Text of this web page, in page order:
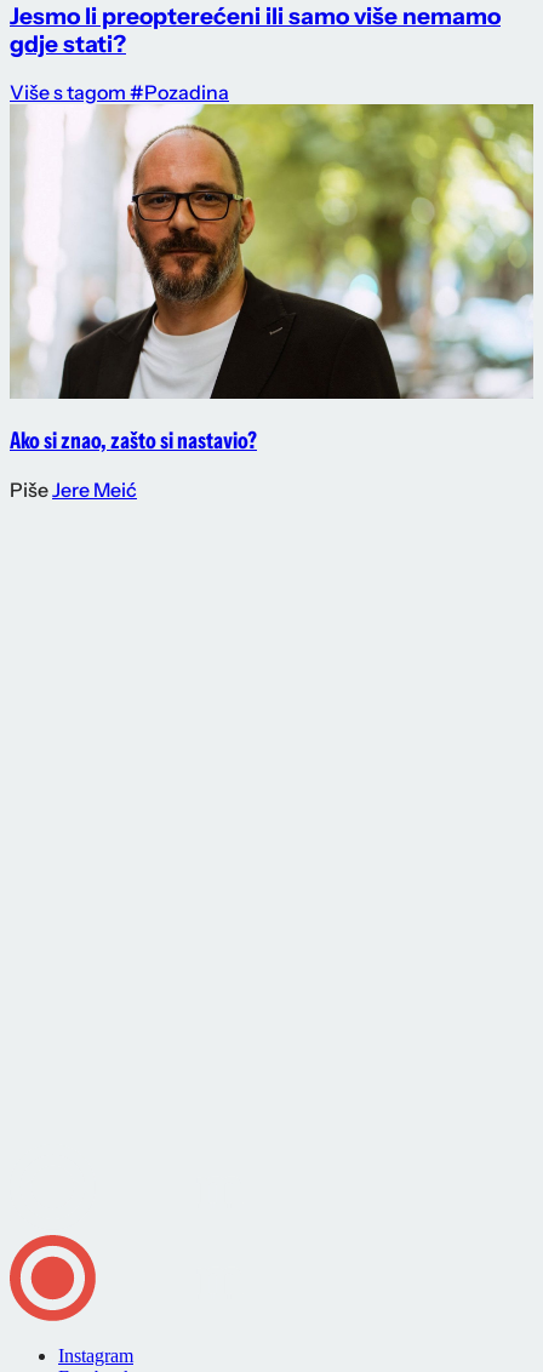
Jesmo li preopterećeni ili samo više nemamo
gdje stati?
Više s tagom #Pozadina
Ako si znao, zašto si nastavio?
PišeJere Meić
Instagram